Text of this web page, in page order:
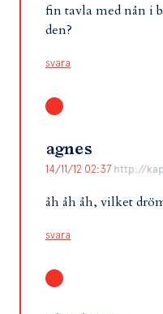
fin tavla med nån i
den?
svara
agnes
14/11/12 02:37 http://
åh åh åh, vilket
svara